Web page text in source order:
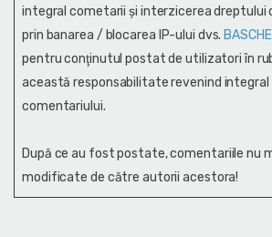
integral cometarii și interzicerea dreptului
prin banarea / blocarea IP-ului dvs.
pentru conţinutul postat de utilizatori în
această responsabilitate revenind integral
comentariului.
După ce au fost postate, comentariile nu
modificate de către autorii acestora!